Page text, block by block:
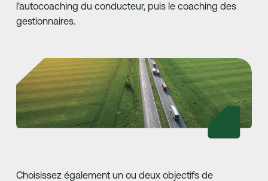
l'autocoaching du conducteur, puis le coaching des
gestionnaires.
Choisissez également un ou deux objectifs de